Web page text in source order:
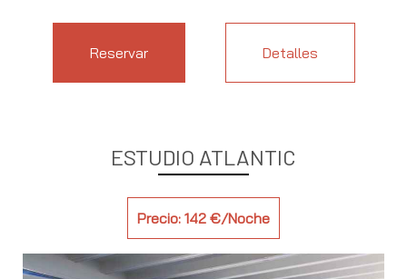
Reservar Detalles
ESTUDIO ATLANTIC
Precio: 142 €/Noche